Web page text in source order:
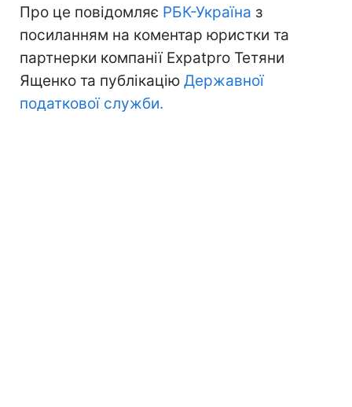
Про це повідомляє РБК-Україна з
посиланням на коментар юристки та
партнерки компанії Expatpro Тетяни
Ященко та публікацію Державної
податкової служби.